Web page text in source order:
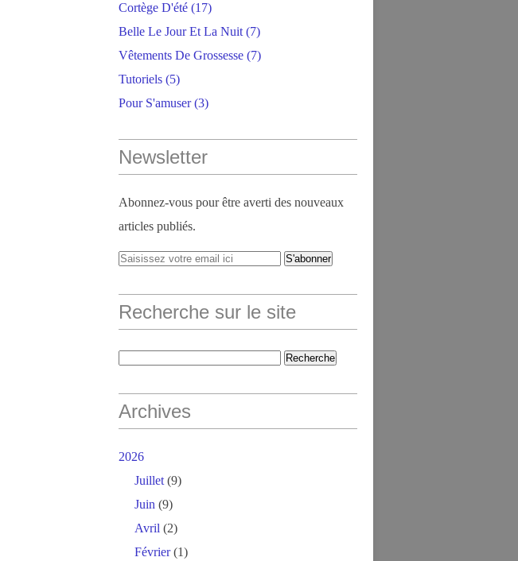
Cortège D'été (17)
Belle Le Jour Et La Nuit (7)
Vêtements De Grossesse (7)
Tutoriels (5)
Pour S'amuser(3)
Newsletter
Abonnez-vous pour être averti des nouveaux
articles publiés.
Recherche sur le site
Archives
2026
Juillet (9)
Juin (9)
Avril (2)
Février(1)